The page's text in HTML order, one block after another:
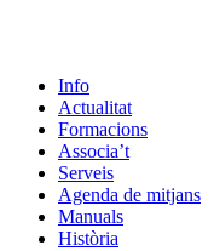
Info
Actualitat
Formacions
Associa’t
Serveis
Agenda de mitjans
Manuals
Història